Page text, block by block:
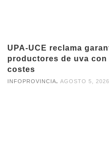
UPA-UCE reclama
productores de uva
costes
INFOPROVINCIA, AGOSTO 5, 2026